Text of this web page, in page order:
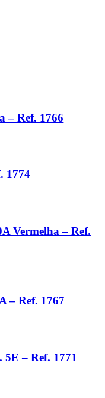
– Ref. 1766
1774
Vermelha – Ref.
– Ref. 1767
– Ref. 1771